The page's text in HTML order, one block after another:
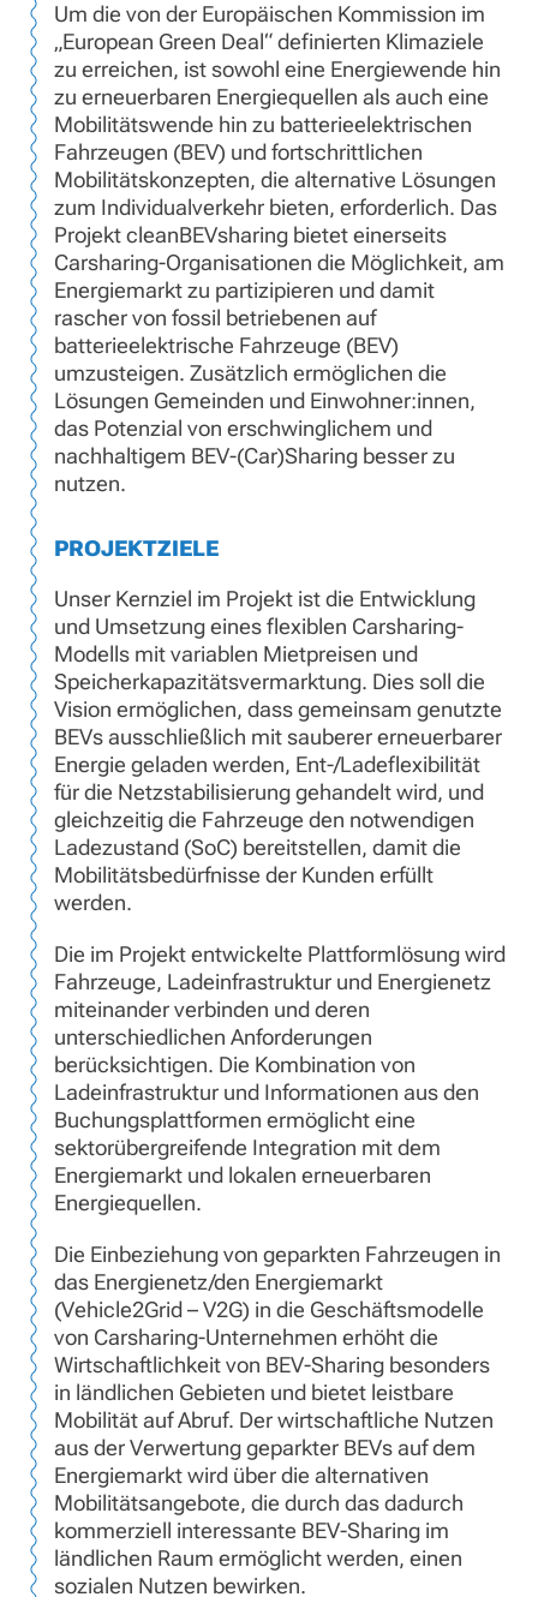
Um die von der Europäischen Kommission im
„European Green Deal“ definierten Klimaziele
zu erreichen, ist sowohl eine Energiewende hin
zu erneuerbaren Energiequellen als auch eine
Mobilitätswende hin zu batterieelektrischen
Fahrzeugen (BEV) und fortschrittlichen
Mobilitätskonzepten, die alternative Lösungen
zum Individualverkehr bieten, erforderlich. Das
Projekt cleanBEVsharing bietet einerseits
Carsharing-Organisationen die Möglichkeit, am
Energiemarkt zu partizipieren und damit
rascher von fossil betriebenen auf
batterieelektrische Fahrzeuge (BEV)
umzusteigen. Zusätzlich ermöglichen die
Lösungen Gemeinden und Einwohner:innen,
das Potenzial von erschwinglichem und
nachhaltigem BEV-(Car)Sharing besser zu
nutzen.
PROJEKTZIELE
Unser Kernziel im Projekt ist die Entwicklung
und Umsetzung eines flexiblen Carsharing-
Modells mit variablen Mietpreisen und
Speicherkapazitätsvermarktung. Dies soll die
Vision ermöglichen, dass gemeinsam genutzte
BEVs ausschließlich mit sauberer erneuerbarer
Energie geladen werden, Ent-/Ladeflexibilität
für die Netzstabilisierung gehandelt wird, und
gleichzeitig die Fahrzeuge den notwendigen
Ladezustand (SoC) bereitstellen, damit die
Mobilitätsbedürfnisse der Kunden erfüllt
werden.
Die im Projekt entwickelte Plattformlösung wird
Fahrzeuge, Ladeinfrastruktur und Energienetz
miteinander verbinden und deren
unterschiedlichen Anforderungen
berücksichtigen. Die Kombination von
Ladeinfrastruktur und Informationen aus den
Buchungsplattformen ermöglicht eine
sektorübergreifende Integration mit dem
Energiemarkt und lokalen erneuerbaren
Energiequellen.
Die Einbeziehung von geparkten Fahrzeugen in
das Energienetz/den Energiemarkt
(Vehicle2Grid – V2G) in die Geschäftsmodelle
von Carsharing-Unternehmen erhöht die
Wirtschaftlichkeit von BEV-Sharing besonders
in ländlichen Gebieten und bietet leistbare
Mobilität auf Abruf. Der wirtschaftliche Nutzen
aus der Verwertung geparkter BEVs auf dem
Energiemarkt wird über die alternativen
Mobilitätsangebote, die durch das dadurch
kommerziell interessante BEV-Sharing im
ländlichen Raum ermöglicht werden, einen
sozialen Nutzen bewirken.